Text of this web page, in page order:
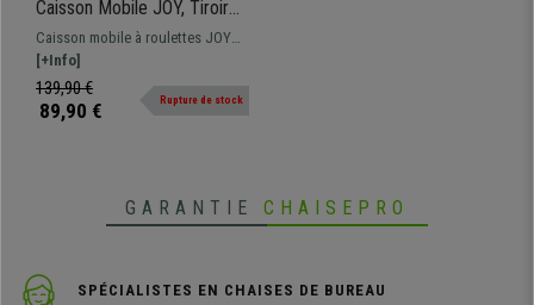
Caisson Mobile JOY, Tiroir
Amovible, en Bois et Tissu,
Blanc
Caisson mobile à roulettes JOY
pratique et fonctionnel grâce à
son tiroir amovible et sa taille
compacte.
[+Info]
139,90 €
89,90 € Rupture de stock
GARANTIE CHAISEPRO
SPÉCIALISTES EN CHAISES DE BUREAU